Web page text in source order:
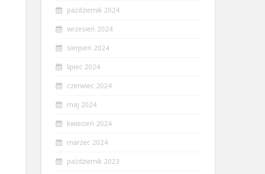
październik 2024
wrzesień 2024
sierpień 2024
lipiec 2024
czerwiec 2024
maj 2024
kwiecień 2024
marzec 2024
październik 2023